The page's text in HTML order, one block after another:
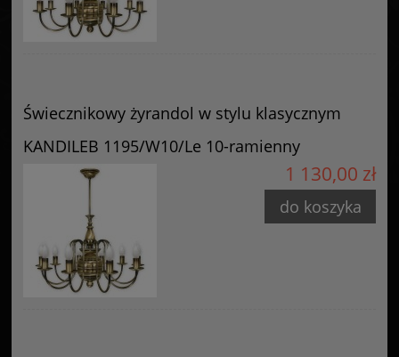
Świecznikowy żyrandol w stylu klasycznym
KANDILEB 1195/W10/Le 10-ramienny
1 130,00 zł
do koszyka